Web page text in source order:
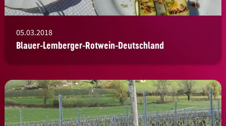
05.03.2018
Blauer-Lemberger-Rotwein-Deutschland